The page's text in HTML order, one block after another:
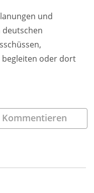
und
deutschen
begleiten oder dort
Kommentieren